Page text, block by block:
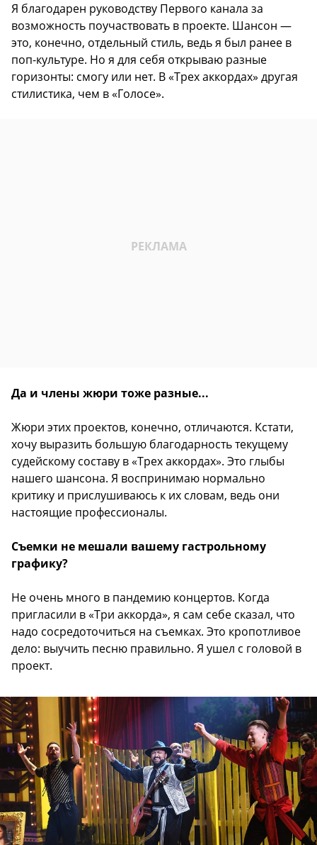
Я благодарен руководству Первого канала за
возможность поучаствовать в проекте. Шансон —
это, конечно, отдельный стиль, ведь я был ранее в
поп-культуре. Но я для себя открываю разные
горизонты: смогу или нет. В «Трех аккордах» другая
стилистика, чем в «Голосе».
Да и члены жюри тоже разные...
Жюри этих проектов, конечно, отличаются. Кстати,
хочу выразить большую благодарность текущему
судейскому составу в «Трех аккордах». Это глыбы
нашего шансона. Я воспринимаю нормально
критику и прислушиваюсь к их словам, ведь они
настоящие профессионалы.
Съемки не мешали вашему гастрольному
графику?
Не очень много в пандемию концертов. Когда
пригласили в «Три аккорда», я сам себе сказал, что
надо сосредоточиться на съемках. Это кропотливое
дело: выучить песню правильно. Я ушел с головой в
проект.